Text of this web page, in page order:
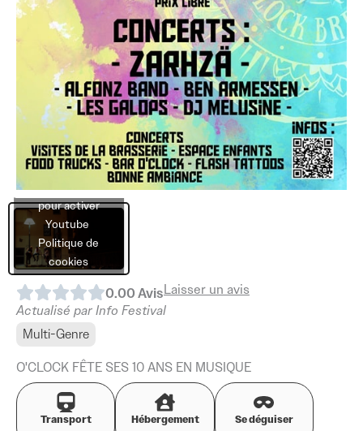
Cliquez sur
« J’accepte »
pour activer
Youtube
Politique de
cookies
J’accepte 0.00AvisLaisser un avis
Actualisé par Info Festival
Multi-Genre
O'CLOCK FÊTE SES 10 ANS EN MUSIQUE
Transport Hébergement Se déguiser